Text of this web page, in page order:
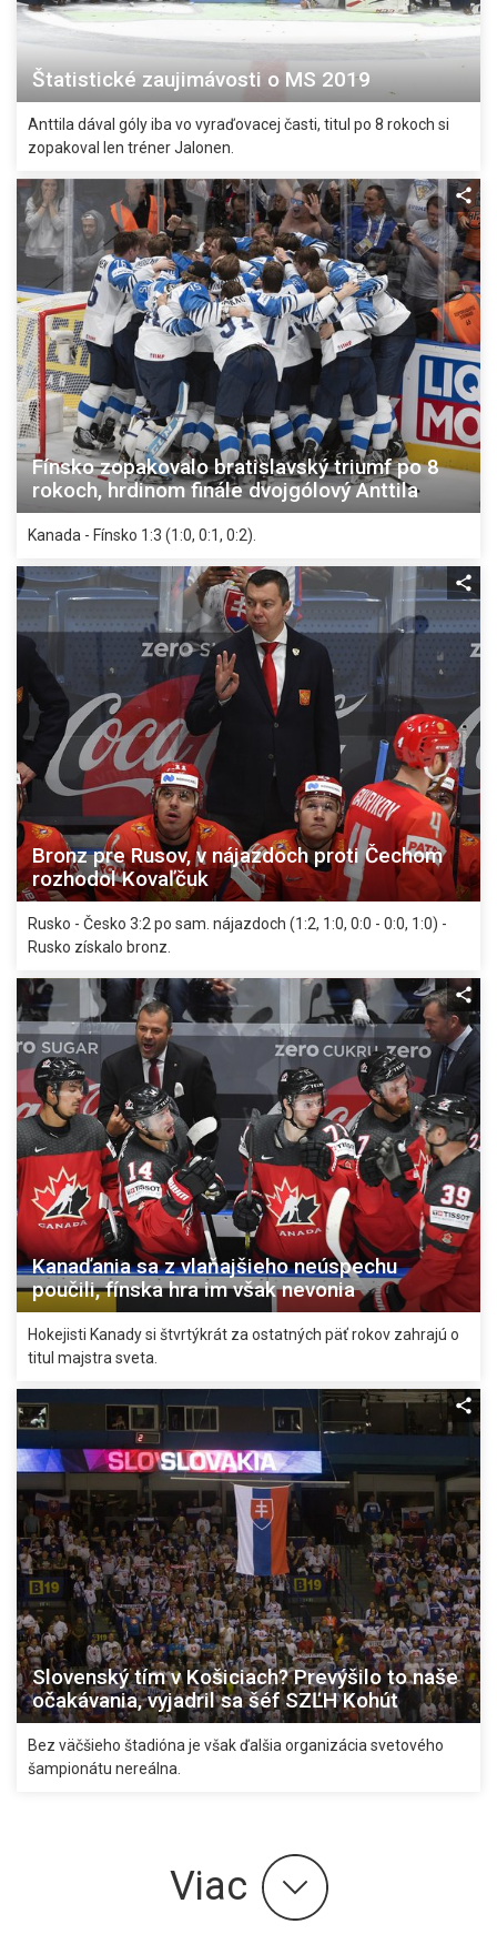
Štatistické zaujimávosti o MS 2019
Anttila dával góly iba vo vyraďovacej časti, titul po 8 rokoch si
zopakoval len tréner Jalonen.
Fínsko zopakovalo bratislavský triumf po 8
rokoch, hrdinom finále dvojgólový Anttila
Kanada - Fínsko 1:3 (1:0, 0:1, 0:2).
Bronz pre Rusov, v nájazdoch proti Čechom
rozhodol Kovaľčuk
Rusko - Česko 3:2 po sam. nájazdoch (1:2, 1:0, 0:0 - 0:0, 1:0) -
Rusko získalo bronz.
Kanaďania sa z vlaňajšieho neúspechu
poučili, fínska hra im však nevonia
Hokejisti Kanady si štvrtýkrát za ostatných päť rokov zahrajú o
titul majstra sveta.
Slovenský tím v Košiciach? Prevýšilo to naše
očakávania, vyjadril sa šéf SZĽH Kohút
Bez väčšieho štadióna je však ďalšia organizácia svetového
šampionátu nereálna.
Viac